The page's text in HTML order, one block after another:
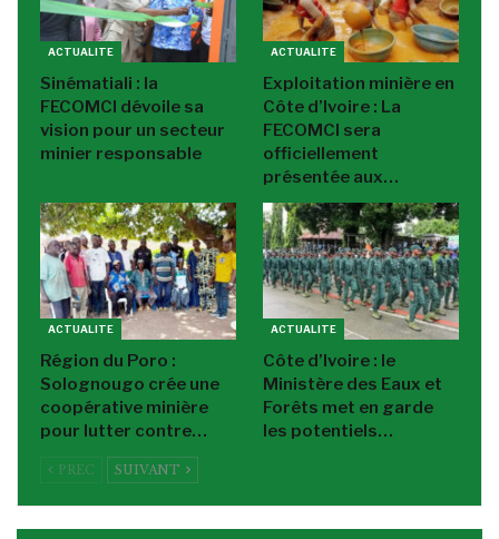
ACTUALITE
Sinématiali : la
FECOMCI dévoile sa
vision pour un secteur
minier responsable
ACTUALITE
Exploitation minière en
Côte d’Ivoire : La
FECOMCI sera
officiellement
présentée aux…
ACTUALITE
Région du Poro :
Solognougo crée une
coopérative minière
pour lutter contre…
ACTUALITE
Côte d’Ivoire : le
Ministère des Eaux et
Forêts met en garde
les potentiels…
PREC SUIVANT